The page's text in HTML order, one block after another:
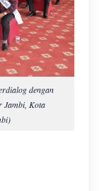
dengan
Jambi, Kota